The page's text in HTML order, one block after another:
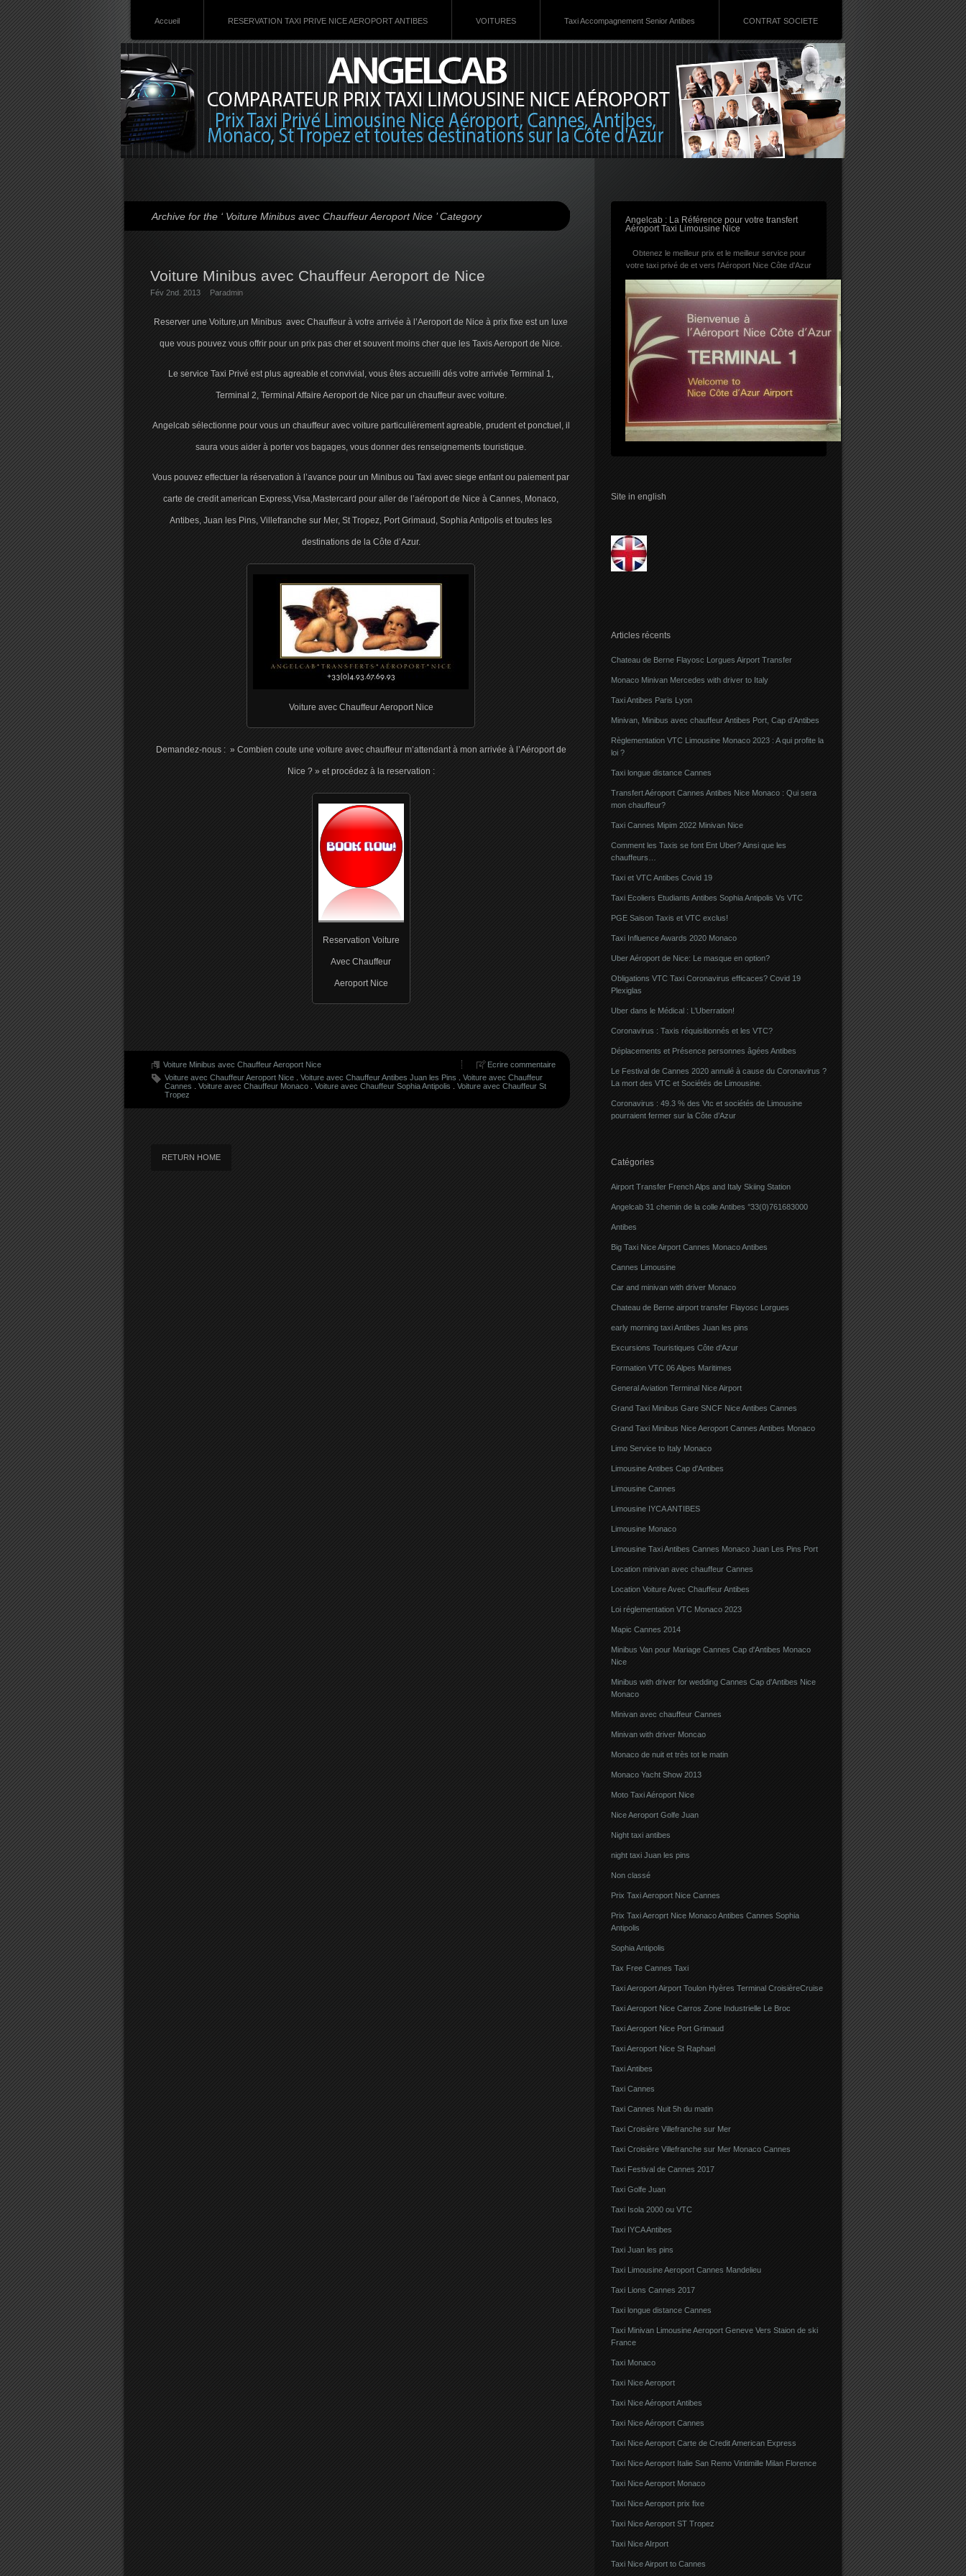
Accueil RESERVATION TAXI PRIVE NICE AEROPORT ANTIBES VOITURES Taxi Accompagnement Senior Antibes CONTRAT SOCIETE
RSS
Archive for the ‘ Voiture Minibus avec Chauffeur Aeroport Nice ’ Category
Voiture Minibus avec Chauffeur Aeroport de Nice
Fév 2nd. 2013 Paradmin
Reserver une Voiture,un Minibus avec Chauffeur à votre arrivée à l’Aeroport de Nice à prix fixe est un luxe
que vous pouvez vous offrir pour un prix pas cher et souvent moins cher que les Taxis Aeroport de Nice.
Le service Taxi Privé est plus agreable et convivial, vous êtes accueilli dés votre arrivée Terminal 1,
Terminal 2, Terminal Affaire Aeroport de Nice par un chauffeur avec voiture.
Angelcab sélectionne pour vous un chauffeur avec voiture particulièrement agreable, prudent et ponctuel, il
saura vous aider à porter vos bagages, vous donner des renseignements touristique.
Vous pouvez effectuer la réservation à l’avance pour un Minibus ou Taxi avec siege enfant ou paiement par
carte de credit american Express,Visa,Mastercard pour aller de l’aéroport de Nice à Cannes, Monaco,
Antibes, Juan les Pins, Villefranche sur Mer, St Tropez, Port Grimaud, Sophia Antipolis et toutes les
destinations de la Côte d’Azur.
Voiture avec Chauffeur Aeroport Nice
Demandez-nous : » Combien coute une voiture avec chauffeur m’attendant à mon arrivée à l’Aéroport de
Nice ? » et procédez à la reservation :
Reservation Voiture
Avec Chauffeur
Aeroport Nice
Ecrire commentaire
Voiture Minibus avec Chauffeur Aeroport Nice
Voiture avec Chauffeur Aeroport Nice
Voiture avec Chauffeur Antibes Juan les Pins
Voiture avec Chauffeur
Cannes
Voiture avec Chauffeur Monaco Voiture avec Chauffeur Sophia Antipolis
Voiture avec Chauffeur St
Tropez
RETURN HOME
Angelcab : La Référence pour votre transfert
Aéroport Taxi Limousine Nice
Obtenez le meilleur prix et le meilleur service pour
votre taxi privé de et vers l'Aéroport Nice Côte d'Azur
Site in english
Articles récents
Chateau de Berne Flayosc Lorgues Airport Transfer
Monaco Minivan Mercedes with driver to Italy
Taxi Antibes Paris Lyon
Minivan, Minibus avec chauffeur Antibes Port, Cap d’Antibes
Règlementation VTC Limousine Monaco 2023 : A qui profite la
loi ?
Taxi longue distance Cannes
Transfert Aéroport Cannes Antibes Nice Monaco : Qui sera
mon chauffeur?
Taxi Cannes Mipim 2022 Minivan Nice
Comment les Taxis se font Ent Uber? Ainsi que les
chauffeurs…
Taxi et VTC Antibes Covid 19
Taxi Ecoliers Etudiants Antibes Sophia Antipolis Vs VTC
PGE Saison Taxis et VTC exclus!
Taxi Influence Awards 2020 Monaco
Uber Aéroport de Nice: Le masque en option?
Obligations VTC Taxi Coronavirus efficaces? Covid 19
Plexiglas
Uber dans le Médical : L’Uberration!
Coronavirus : Taxis réquisitionnés et les VTC?
Déplacements et Présence personnes âgées Antibes
Le Festival de Cannes 2020 annulé à cause du Coronavirus ?
La mort des VTC et Sociétés de Limousine.
Coronavirus : 49.3 % des Vtc et sociétés de Limousine
pourraient fermer sur la Côte d’Azur
Catégories
Airport Transfer French Alps and Italy Skiing Station
Angelcab 31 chemin de la colle Antibes °33(0)761683000
Antibes
Big Taxi Nice Airport Cannes Monaco Antibes
Cannes Limousine
Car and minivan with driver Monaco
Chateau de Berne airport transfer Flayosc Lorgues
early morning taxi Antibes Juan les pins
Excursions Touristiques Côte d'Azur
Formation VTC 06 Alpes Maritimes
General Aviation Terminal Nice Airport
Grand Taxi Minibus Gare SNCF Nice Antibes Cannes
Grand Taxi Minibus Nice Aeroport Cannes Antibes Monaco
Limo Service to Italy Monaco
Limousine Antibes Cap d'Antibes
Limousine Cannes
Limousine IYCA ANTIBES
Limousine Monaco
Limousine Taxi Antibes Cannes Monaco Juan Les Pins Port
Location minivan avec chauffeur Cannes
Location Voiture Avec Chauffeur Antibes
Loi réglementation VTC Monaco 2023
Mapic Cannes 2014
Minibus Van pour Mariage Cannes Cap d'Antibes Monaco
Nice
Minibus with driver for wedding Cannes Cap d'Antibes Nice
Monaco
Minivan avec chauffeur Cannes
Minivan with driver Moncao
Monaco de nuit et très tot le matin
Monaco Yacht Show 2013
Moto Taxi Aéroport Nice
Nice Aeroport Golfe Juan
Night taxi antibes
night taxi Juan les pins
Non classé
Prix Taxi Aeroport Nice Cannes
Prix Taxi Aeroprt Nice Monaco Antibes Cannes Sophia
Antipolis
Sophia Antipolis
Tax Free Cannes Taxi
Taxi Aeroport Airport Toulon Hyères Terminal CroisièreCruise
Taxi Aeroport Nice Carros Zone Industrielle Le Broc
Taxi Aeroport Nice Port Grimaud
Taxi Aeroport Nice St Raphael
Taxi Antibes
Taxi Cannes
Taxi Cannes Nuit 5h du matin
Taxi Croisière Villefranche sur Mer
Taxi Croisière Villefranche sur Mer Monaco Cannes
Taxi Festival de Cannes 2017
Taxi Golfe Juan
Taxi Isola 2000 ou VTC
Taxi IYCA Antibes
Taxi Juan les pins
Taxi Limousine Aeroport Cannes Mandelieu
Taxi Lions Cannes 2017
Taxi longue distance Cannes
Taxi Minivan Limousine Aeroport Geneve Vers Staion de ski
France
Taxi Monaco
Taxi Nice Aeroport
Taxi Nice Aéroport Antibes
Taxi Nice Aéroport Cannes
Taxi Nice Aeroport Carte de Credit American Express
Taxi Nice Aeroport Italie San Remo Vintimille Milan Florence
Taxi Nice Aeroport Monaco
Taxi Nice Aeroport prix fixe
Taxi Nice Aeroport ST Tropez
Taxi Nice AIrport
Taxi Nice Airport to Cannes